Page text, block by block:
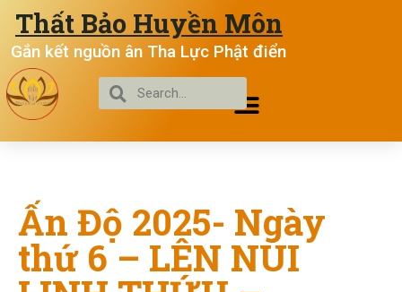
Thất Bảo Huyền Môn
Gắn kết nguồn ân Tha Lực Phật điển
Ấn Độ 2025- Ngày
thứ 6 – LÊN NÚI